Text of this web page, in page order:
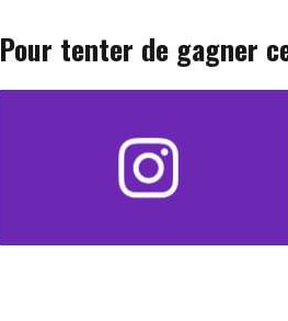
Pour tenter de gagner